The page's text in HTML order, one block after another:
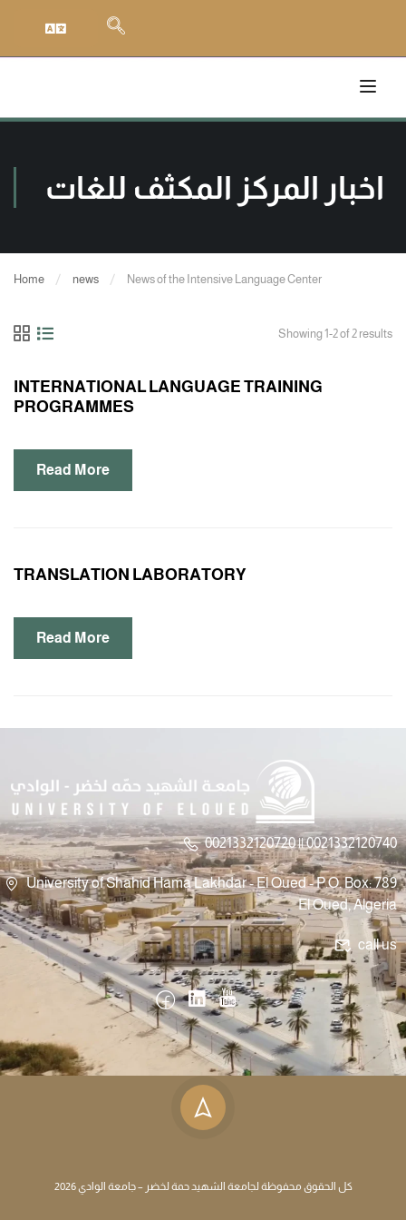
اخبار المركز المكثف للغات
Home news News of the Intensive Language Center
Showing 1-2 of 2 results
INTERNATIONAL LANGUAGE TRAINING
PROGRAMMES
Read More
TRANSLATION LABORATORY
Read More
0021332120720 || 0021332120740
University of Shahid Hama Lakhdar - El Oued - P.O. Box: 789
El Oued, Algeria
call us
كل الحقوق محفوظة لجامعة الشهيد حمة لخضر – جامعة الوادي 2026